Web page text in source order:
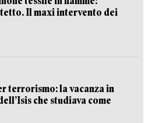
Il maxi intervento dei
terrorismo: la vacanza in
che studiava come